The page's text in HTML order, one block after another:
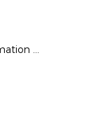
Rentrée du Foot d'Animation U7F à Vendenheim